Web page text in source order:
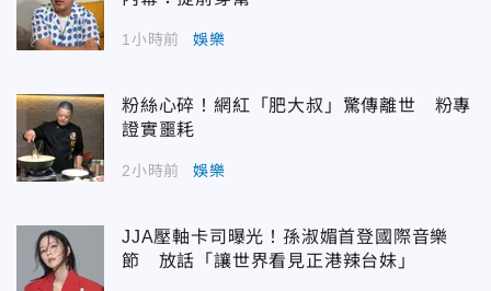
1小時前 娛樂
粉絲心碎！網紅「肥大叔」驚傳離世 粉專
證實噩耗
2小時前 娛樂
JJA壓軸卡司曝光！孫淑媚首登國際音樂
節 放話「讓世界看見正港辣台妹」